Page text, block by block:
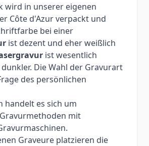
wird in unserer eigenen
Côte d'Azur verpackt und
bei einer
ist dezent und eher weißlich
ist wesentlich
Die Wahl der Gravurart
des persönlichen
handelt es sich um
mit
Graveure platzieren die